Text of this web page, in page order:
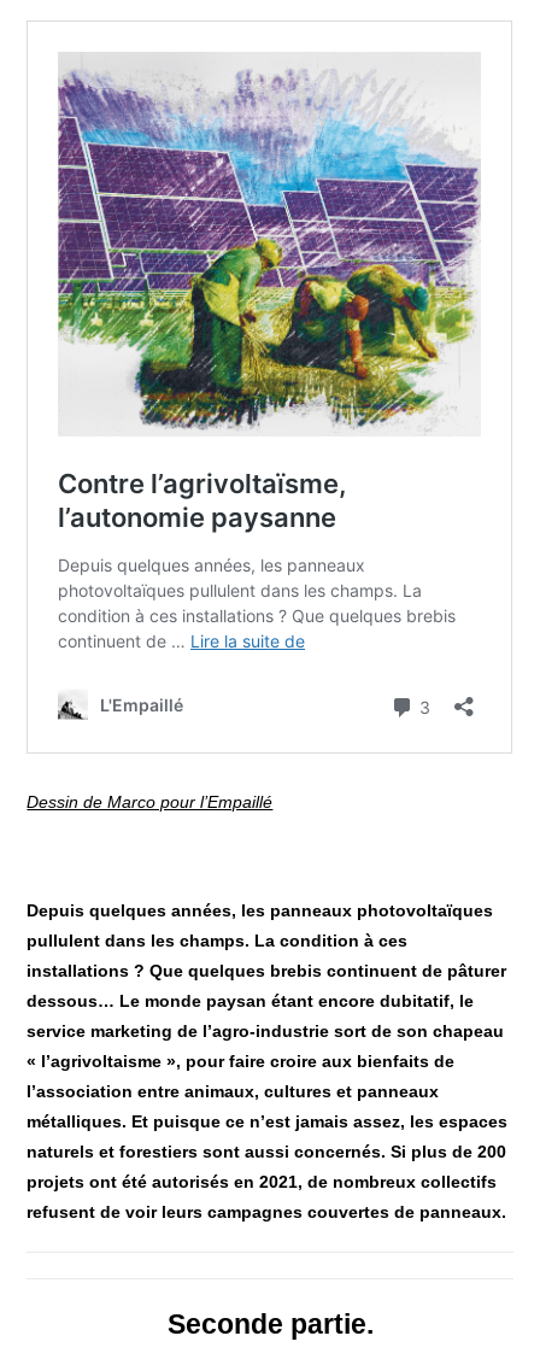
Dessin de Marco pour l’Empaillé
Depuis quelques années, les panneaux photovoltaïques
pullulent dans les champs. La condition à ces
installations ? Que quelques brebis continuent de pâturer
dessous… Le monde paysan étant encore dubitatif, le
service marketing de l’agro-industrie sort de son chapeau
« l’agrivoltaisme », pour faire croire aux bienfaits de
l’association entre animaux, cultures et panneaux
métalliques. Et puisque ce n’est jamais assez, les espaces
naturels et forestiers sont aussi concernés. Si plus de 200
projets ont été autorisés en 2021, de nombreux collectifs
refusent de voir leurs campagnes couvertes de panneaux.
Seconde partie.